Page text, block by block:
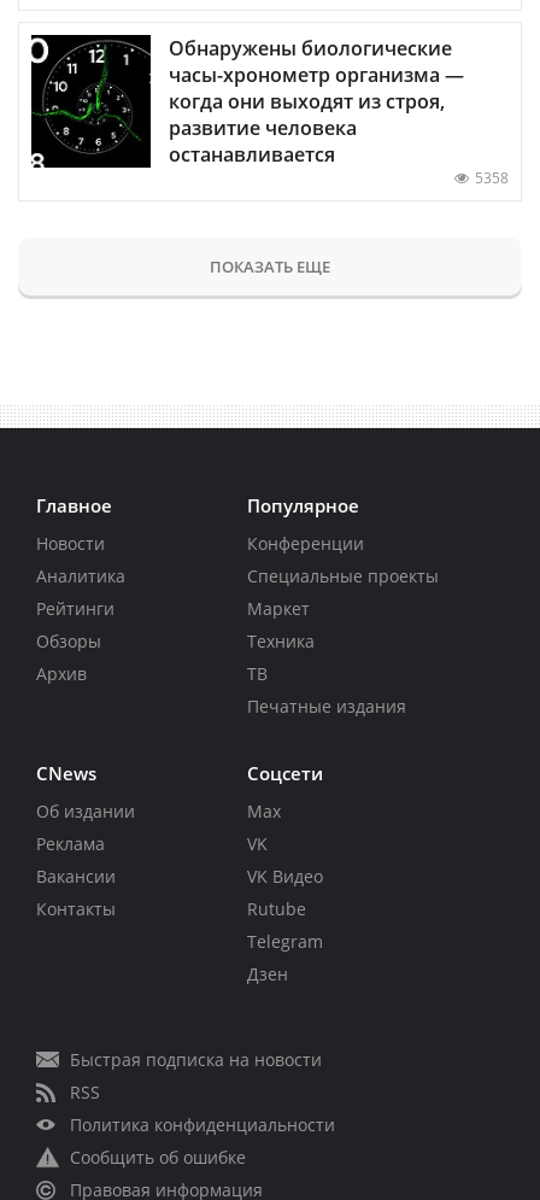
Обнаружены биологические
часы-хронометр организма —
когда они выходят из строя,
развитие человека
останавливается
5358
ПОКАЗАТЬ ЕЩЕ
Главное
Новости
Аналитика
Рейтинги
Обзоры
Архив
Популярное
Конференции
Специальные проекты
Маркет
Техника
ТВ
Печатные издания
CNews
Об издании
Реклама
Вакансии
Контакты
Соцсети
Max
VK
VK Видео
Rutube
Telegram
Дзен
Быстрая подписка на новости
RSS
Политика конфиденциальности
Сообщить об ошибке
Правовая информация